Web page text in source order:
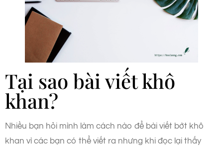
Tại sao bài viết khô
khan?
Nhiều bạn hỏi mình làm cách nào để bài viết bớt khô
khan vì các bạn có thể viết ra nhưng khi đọc lại thấy